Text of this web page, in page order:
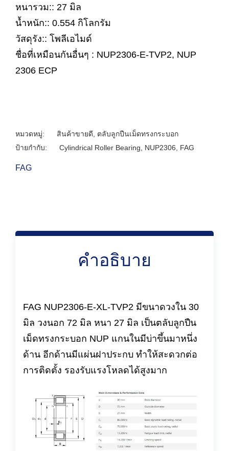
หนารวม:: 27 มิล
น้ำหนัก:: 0.554 กิโลกรัม
วัสดุรัง:: โพลีเอไมด์
ชื่อที่เหมือนกันอื่นๆ : NUP2306-E-TVP2, NUP
2306 ECP
หมวดหมู่: สินค้าขายดี
ตลับลูกปืนเม็ดทรงกระบอก
ป้ายกำกับ:
Cylindrical Roller Bearing NUP2306 FAG
FAG
คำอธิบาย
FAG NUP2306-E-XL-TVP2 มีขนาดวงใน 30
มิล วงนอก 72 มิล หนา 27 มิล เป็นตลับลูกปืน
เม็ดทรงกระบอก NUP แกนในมีบ่าขึ้นมาหนึ่ง
ด้าน อีกด้านมีแผ่นฝาประกบ ทำให้สะดวกต่อ
การติดตั้ง รองรับแรงโหลดได้สูงมาก